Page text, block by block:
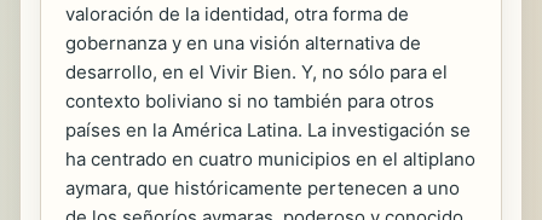
valoración de la identidad, otra forma de
gobernanza y en una visión alternativa de
desarrollo, en el Vivir Bien. Y, no sólo para el
contexto boliviano si no también para otros
países en la América Latina. La investigación se
ha centrado en cuatro municipios en el altiplano
aymara, que históricamente pertenecen a uno